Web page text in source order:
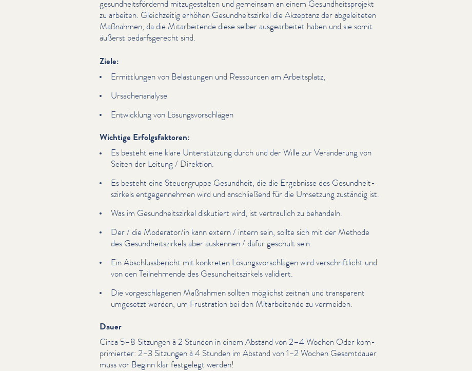
gesund­heits­fördernd mitzugestal­ten und gemeinsam an einem Gesund­heit­spro­jekt
zu arbeiten. Gle­ichzeit­ig erhöhen Gesund­heit­szirkel die Akzeptanz der abgeleit­eten
Maßnahmen, da die Mitar­bei­t­ende diese selber aus­gear­beit­et haben und sie somit
äußerst bedarf­s­gerecht sind.
Ziele:
Ermit­tlun­gen von Belastungen und Ressourcen am Arbeit­splatz,
Ursachen­analyse
Entwicklung von Lösungsvorschlä­gen
Wichtige Erfolgsfaktoren:
Es besteht eine klare Unter­stützung durch und der Wille zur Veränderung von
Seiten der Leitung / Direktion.
Es besteht eine Steuer­gruppe Gesundheit, die die Ergebnisse des Gesund­heit­
szirkels ent­ge­gen­nehmen wird und anschließend für die Umsetzung zuständig ist.
Was im Gesund­heit­szirkel diskutiert wird, ist vertraulich zu behandeln.
Der / die Moderator/​in kann extern / intern sein, sollte sich mit der Methode
des Gesund­heit­szirkels aber auskennen / dafür geschult sein.
Ein Abschluss­bericht mit konkreten Lösungsvorschlä­gen wird ver­schriftlicht und
von den Teil­nehmende des Gesund­heit­szirkels validiert.
Die vorgeschla­ge­nen Maßnahmen sollten möglichst zeitnah und transparent
umgesetzt werden, um Frustration bei den Mitar­bei­t­ende zu vermeiden.
Dauer
Circa 5–8 Sitzungen à 2 Stunden in einem Abstand von 2–4 Wochen Oder kom­
prim­iert­er: 2–3 Sitzungen à 4 Stunden im Abstand von 1–2 Wochen Gesamtdauer
muss vor Beginn klar festgelegt werden!